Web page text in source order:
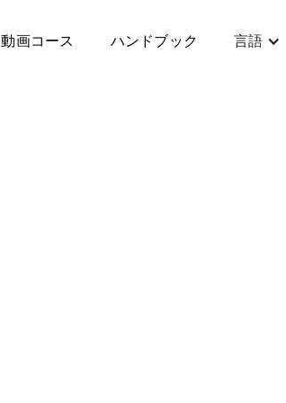
動画コース ハンドブック 言語